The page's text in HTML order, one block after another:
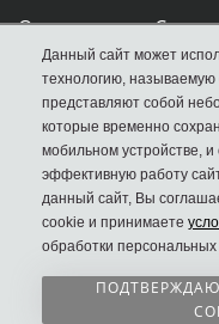
Отдел продаж
Москва, ул.
Данный сайт может
технологию,
представляют собой
которые временно
мобильном устройстве,
эффективную работу
данный сайт, Вы
cookie и принимаете
обработки